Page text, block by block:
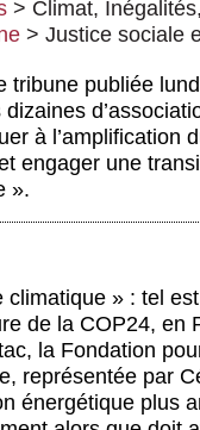
> Climat, Inégalités,
> Justice sociale
tribune publiée
dizaines
à l’amplification
engager une
».
climatique » : tel
de la COP24,
la Fondation
représentée par
énergétique plus